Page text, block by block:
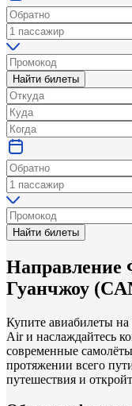
Найти билеты
Найти билеты
Направление
Гуанчжоу (
Купите авиабилеты
Air и наслаждайтесь
современные
протяжении всего
путешествия и